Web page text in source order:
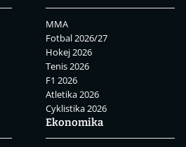
MMA
Fotbal 2026/27
Hokej 2026
Tenis 2026
F1 2026
Atletika 2026
Cyklistika 2026
Ekonomika